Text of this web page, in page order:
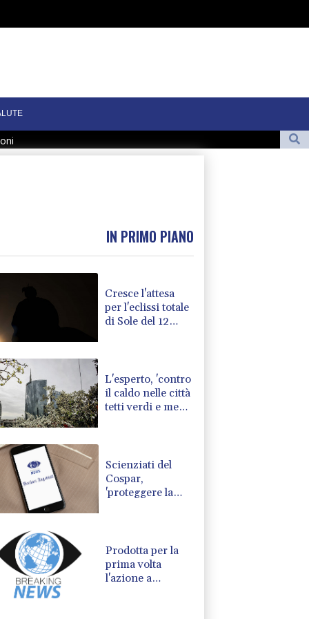
'con armi'
IN PRIMO PIANO
Cresce l'attesa
per l'eclissi totale
di Sole del 12
L'esperto, 'contro
il caldo nelle città
tetti verdi e meno
Scienziati del
Cospar,
'proteggere la
Prodotta per la
prima volta
l'azione a